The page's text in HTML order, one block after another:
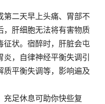
第二天早上头痛、胃部不
，肝细胞无法将有害物质
征状。宿醉时，肝脏会屯
，自律神经平衡失调引
质平衡失调等，影响遍及
充足休息可助你快些复